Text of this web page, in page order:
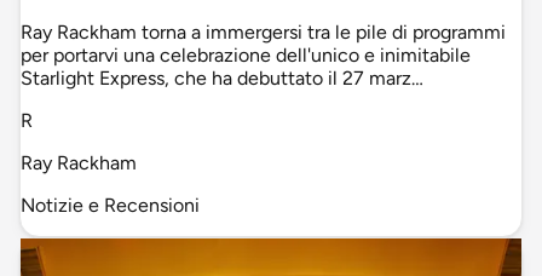
Ray Rackham torna a immergersi tra le pile di programmi
per portarvi una celebrazione dell'unico e inimitabile
Starlight Express, che ha debuttato il 27 marz…
R
Ray Rackham
Notizie e Recensioni